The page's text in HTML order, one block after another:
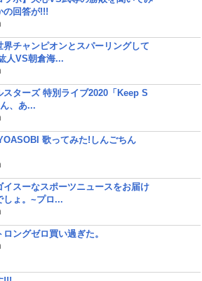
の回答が!!!
界チャンピオンとスパーリングして
人VS朝倉海...
スターズ 特別ライブ2020「Keep S
、あ...
歌ってみた!しんごちん
イスーなスポーツニュースをお届け
しょ。~プロ...
ングゼロ買い過ぎた。